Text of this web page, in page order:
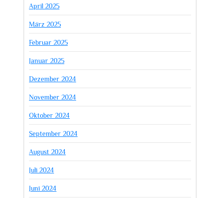
April 2025
März 2025
Februar 2025
Januar 2025
Dezember 2024
November 2024
Oktober 2024
September 2024
August 2024
Juli 2024
Juni 2024